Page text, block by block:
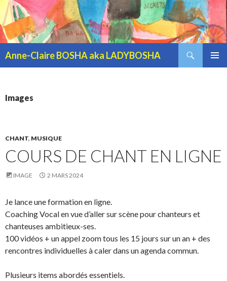
Anne-Claire BOSHA aka LADYBOSHA
Images
CHANT, MUSIQUE
COURS DE CHANT EN LIGNE
IMAGE 2 MARS 2024
Je lance une formation en ligne.
Coaching Vocal en vue d’aller sur scène pour chanteurs et
chanteuses ambitieux-ses.
100 vidéos + un appel zoom tous les 15 jours sur un an + des
rencontres individuelles à caler dans un agenda commun.
Plusieurs items abordés essentiels.